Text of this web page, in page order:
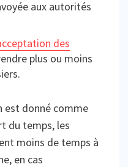
aux autorités
des
plus ou moins
est donné comme
du temps, les
moins de temps à
en cas